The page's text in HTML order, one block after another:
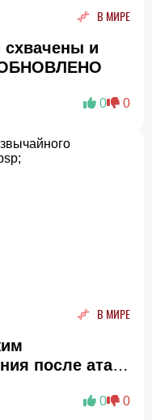
В МИРЕ
и
ОБНОВЛЕНО
0 0
В МИРЕ
после атаки
0 0